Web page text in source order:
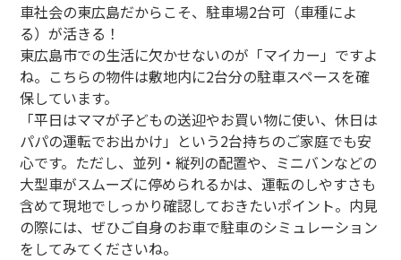
車社会の東広島だからこそ、駐車場2台可（車種によ
る）が活きる！
東広島市での生活に欠かせないのが「マイカー」ですよ
ね。こちらの物件は敷地内に2台分の駐車スペースを確
保しています。
「平日はママが子どもの送迎やお買い物に使い、休日は
パパの運転でお出かけ」という2台持ちのご家庭でも安
心です。ただし、並列・縦列の配置や、ミニバンなどの
大型車がスムーズに停められるかは、運転のしやすさも
含めて現地でしっかり確認しておきたいポイント。内見
の際には、ぜひご自身のお車で駐車のシミュレーション
をしてみてくださいね。